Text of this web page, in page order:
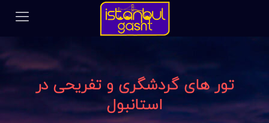
تور های گردشگری و تفریحی در
استانبول